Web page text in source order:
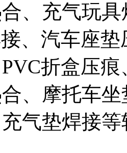
、充气玩
、汽车座
折盒压
、摩托车
气垫焊接